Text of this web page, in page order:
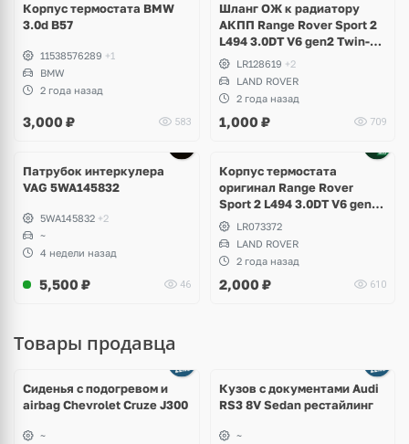
Корпус термостата BMW
3.0d B57
11538576289 +1
BMW
2 года назад
3,000 ₽ 583
Шланг ОЖ к радиатору
АКПП Range Rover Sport 2
L494 3.0DT V6 gen2 Twin-
turboLR128619 +2
LAND ROVER
2 года назад
1,000 ₽ 709
Патрубок интеркулера
VAG 5WA145832
5WA145832 +2
~
4 недели назад
5,500 ₽ 46
Корпус термостата
оригинал Range Rover
Sport 2 L494 3.0DT V6 gen2
Twin-turbo
LR073372
LAND ROVER
2 года назад
2,000 ₽ 610
Товары продавца
Сиденья с подогревом и
airbag Chevrolet Cruze J300
~
Кузов с документами Audi
RS3 8V Sedan рестайлинг
~